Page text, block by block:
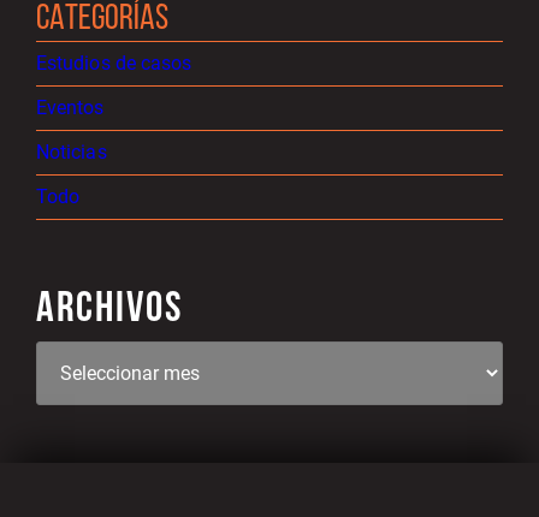
CATEGORÍAS
Estudios de casos
Eventos
Noticias
Todo
ARCHIVOS